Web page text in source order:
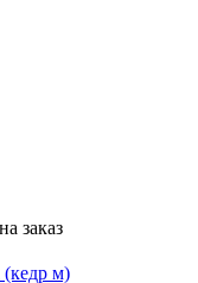
заказ